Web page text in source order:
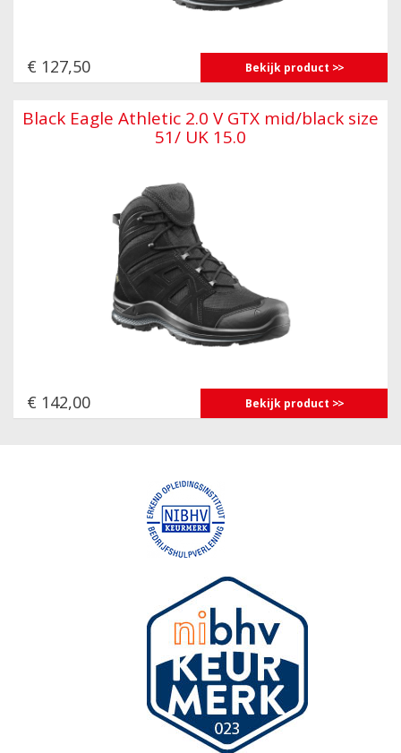
€ 127,50 Bekijk product
Black Eagle Athletic 2.0 V GTX mid/black size
51/ UK 15.0
€ 142,00 Bekijk product